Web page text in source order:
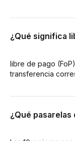
¿Qué significa
libre de pago
transferencia
¿Qué